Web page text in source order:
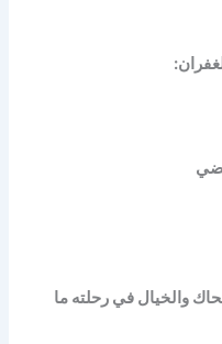
والخيال في رحلته ما